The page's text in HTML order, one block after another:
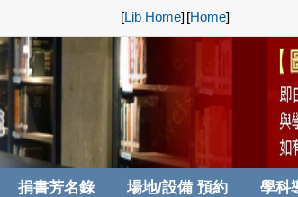
[Lib Home] [Home]
捐書芳名錄 場地/設備 預約 學科